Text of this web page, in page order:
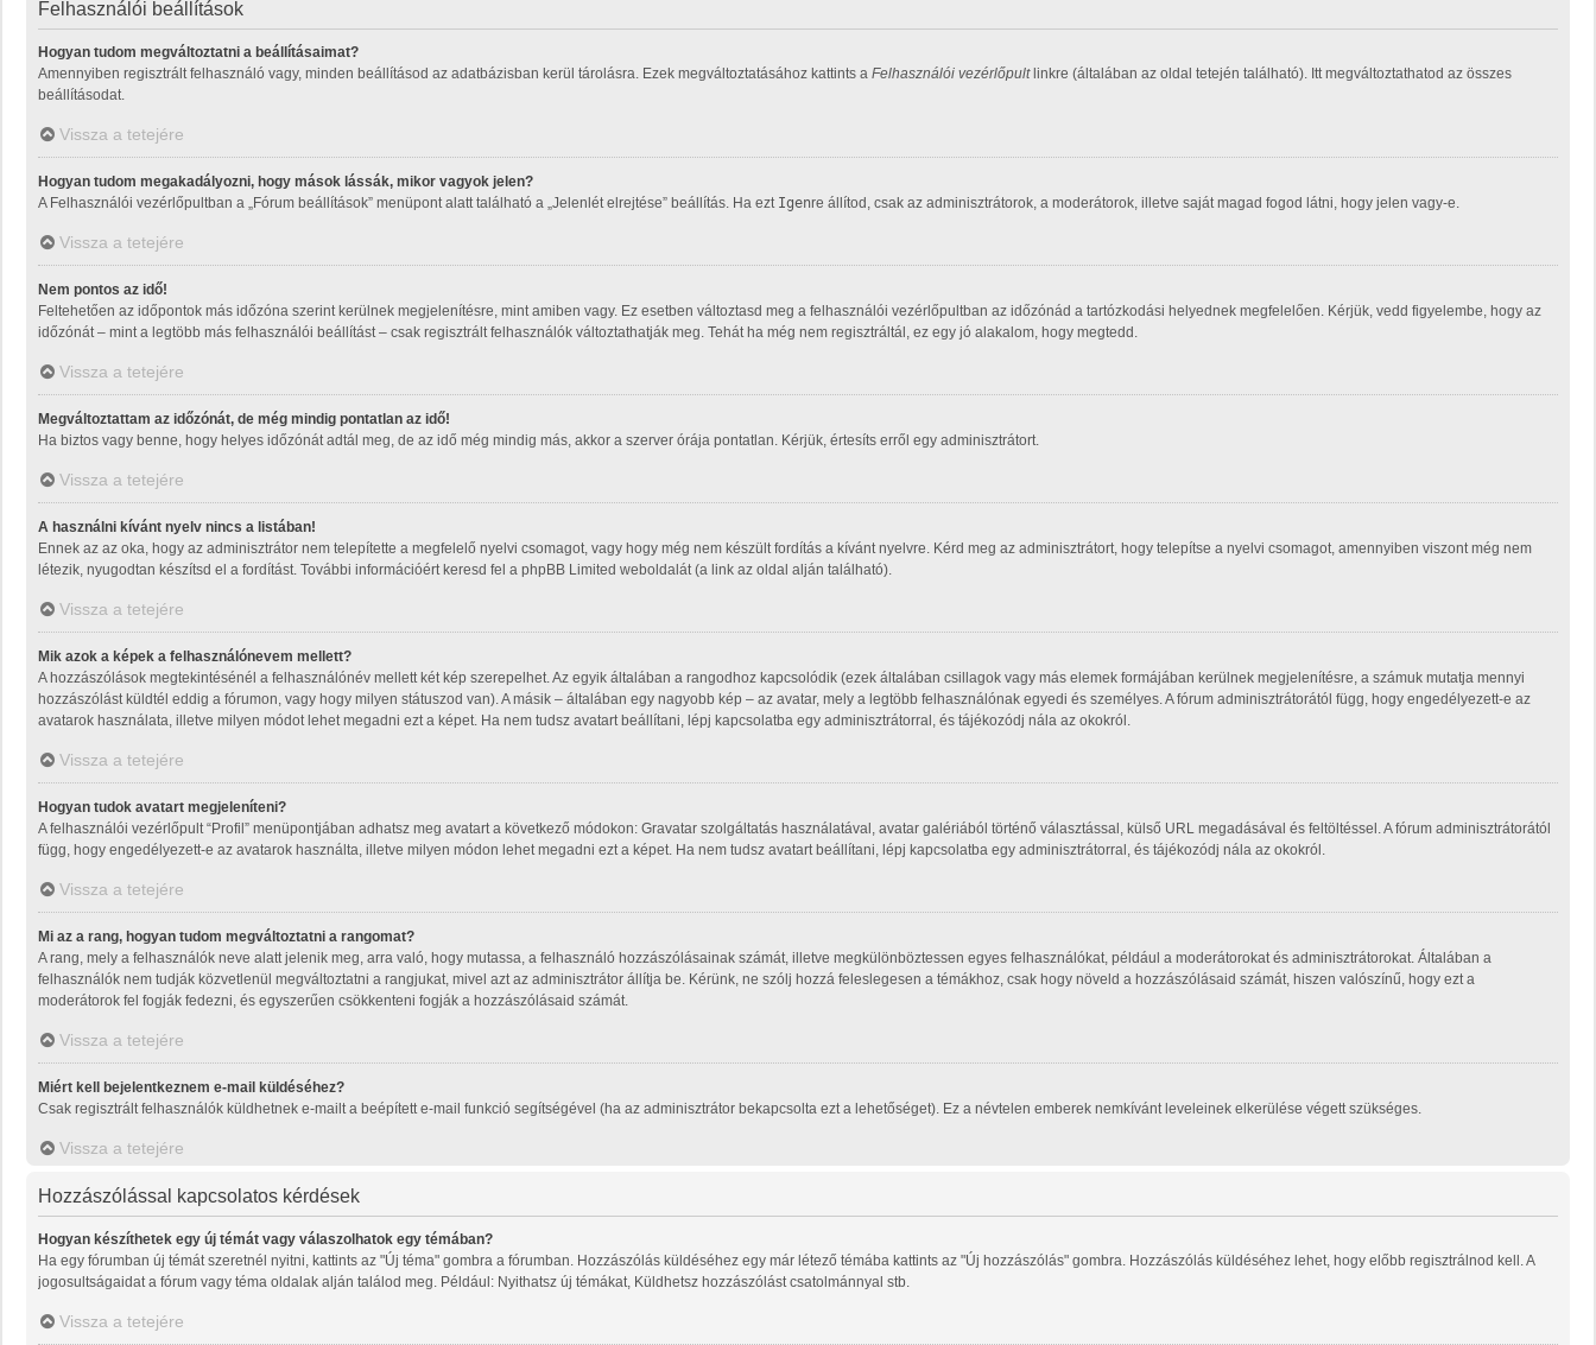
Felhasználói beállítások
Hogyan tudom megváltoztatni a beállításaimat?
Amennyiben regisztrált felhasználó vagy, minden beállításod az adatbázisban kerül tárolásra. Ezek megváltoztatásához kattints a Felhasználói vezérlőpultlinkre (általában az oldal tetején található). Itt megváltoztathatod az összes
beállításodat.
Vissza a tetejére
Hogyan tudom megakadályozni, hogy mások lássák, mikor vagyok jelen?
A Felhasználói vezérlőpultban a „Fórum beállítások” menüpont alatt található a „Jelenlét elrejtése” beállítás. Ha ezt Igenre állítod, csak az adminisztrátorok, a moderátorok, illetve saját magad fogod látni, hogy jelen vagy-e.
Vissza a tetejére
Nem pontos az idő!
Feltehetően az időpontok más időzóna szerint kerülnek megjelenítésre, mint amiben vagy. Ez esetben változtasd meg a felhasználói vezérlőpultban az időzónád a tartózkodási helyednek megfelelően. Kérjük, vedd figyelembe, hogy az
időzónát – mint a legtöbb más felhasználói beállítást – csak regisztrált felhasználók változtathatják meg. Tehát ha még nem regisztráltál, ez egy jó alakalom, hogy megtedd.
Vissza a tetejére
Megváltoztattam az időzónát, de még mindig pontatlan az idő!
Ha biztos vagy benne, hogy helyes időzónát adtál meg, de az idő még mindig más, akkor a szerver órája pontatlan. Kérjük, értesíts erről egy adminisztrátort.
Vissza a tetejére
A használni kívánt nyelv nincs a listában!
Ennek az az oka, hogy az adminisztrátor nem telepítette a megfelelő nyelvi csomagot, vagy hogy még nem készült fordítás a kívánt nyelvre. Kérd meg az adminisztrátort, hogy telepítse a nyelvi csomagot, amennyiben viszont még nem
létezik, nyugodtan készítsd el a fordítást. További információért keresd fel a phpBB Limited weboldalát (a link az oldal alján található).
Vissza a tetejére
Mik azok a képek a felhasználónevem mellett?
A hozzászólások megtekintésénél a felhasználónév mellett két kép szerepelhet. Az egyik általában a rangodhoz kapcsolódik (ezek általában csillagok vagy más elemek formájában kerülnek megjelenítésre, a számuk mutatja mennyi
hozzászólást küldtél eddig a fórumon, vagy hogy milyen státuszod van). A másik – általában egy nagyobb kép – az avatar, mely a legtöbb felhasználónak egyedi és személyes. A fórum adminisztrátorától függ, hogy engedélyezett-e az
avatarok használata, illetve milyen módot lehet megadni ezt a képet. Ha nem tudsz avatart beállítani, lépj kapcsolatba egy adminisztrátorral, és tájékozódj nála az okokról.
Vissza a tetejére
Hogyan tudok avatart megjeleníteni?
A felhasználói vezérlőpult “Profil” menüpontjában adhatsz meg avatart a következő módokon: Gravatar szolgáltatás használatával, avatar galériából történő választással, külső URL megadásával és feltöltéssel. A fórum adminisztrátorától
függ, hogy engedélyezett-e az avatarok használta, illetve milyen módon lehet megadni ezt a képet. Ha nem tudsz avatart beállítani, lépj kapcsolatba egy adminisztrátorral, és tájékozódj nála az okokról.
Vissza a tetejére
Mi az a rang, hogyan tudom megváltoztatni a rangomat?
A rang, mely a felhasználók neve alatt jelenik meg, arra való, hogy mutassa, a felhasználó hozzászólásainak számát, illetve megkülönböztessen egyes felhasználókat, például a moderátorokat és adminisztrátorokat. Általában a
felhasználók nem tudják közvetlenül megváltoztatni a rangjukat, mivel azt az adminisztrátor állítja be. Kérünk, ne szólj hozzá feleslegesen a témákhoz, csak hogy növeld a hozzászólásaid számát, hiszen valószínű, hogy ezt a
moderátorok fel fogják fedezni, és egyszerűen csökkenteni fogják a hozzászólásaid számát.
Vissza a tetejére
Miért kell bejelentkeznem e-mail küldéséhez?
Csak regisztrált felhasználók küldhetnek e-mailt a beépített e-mail funkció segítségével (ha az adminisztrátor bekapcsolta ezt a lehetőséget). Ez a névtelen emberek nemkívánt leveleinek elkerülése végett szükséges.
Vissza a tetejére
Hozzászólással kapcsolatos kérdések
Hogyan készíthetek egy új témát vagy válaszolhatok egy témában?
Ha egy fórumban új témát szeretnél nyitni, kattints az "Új téma" gombra a fórumban. Hozzászólás küldéséhez egy már létező témába kattints az "Új hozzászólás" gombra. Hozzászólás küldéséhez lehet, hogy előbb regisztrálnod kell. A
jogosultságaidat a fórum vagy téma oldalak alján találod meg. Például: Nyithatsz új témákat, Küldhetsz hozzászólást csatolmánnyal stb.
Vissza a tetejére